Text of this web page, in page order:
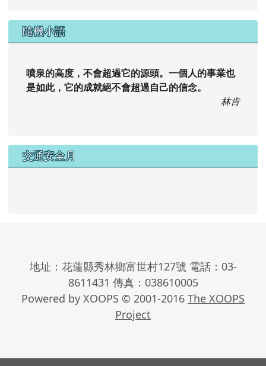
隨機小語
噴泉的高度，不會超過它的源頭。一個人的事業也
是如此，它的成就絕不會超過自己的信念。
林肯
交通安全月
地址：花蓮縣秀林鄉富世村127號 電話：03-
8611431 傳真：038610005
Powered by XOOPS © 2001-2016 The XOOPS
Project